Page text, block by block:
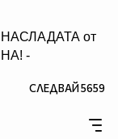
НАСЛАДАТА от
-
слушаш с
СЛЕДВАЙ5659